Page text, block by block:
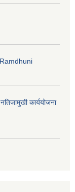
कार्ययोजना